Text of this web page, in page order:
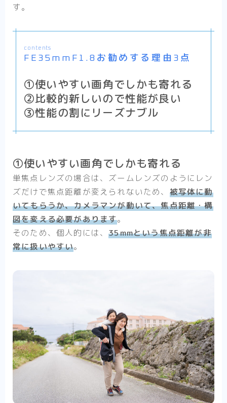
す。
contents
FE35mmF1.8お勧めする理由3点
①使いやすい画角でしかも寄れる
②比較的新しいので性能が良い
③性能の割にリーズナブル
①使いやすい画角でしかも寄れる
単焦点レンズの場合は、ズームレンズのようにレン
ズだけで焦点距離が変えられないため、 被写体に動
いてもらうか、カメラマンが動いて、焦点距離・構
図を変える必要があります。
そのため、個人的には、35mmという焦点距離が非
常に扱いやすい。